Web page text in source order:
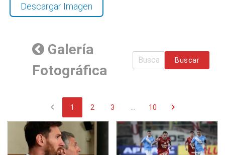
Descargar Imagen
Galería
Fotográfica
Buscar
chevron_left 1 2 3 10 chevron_right